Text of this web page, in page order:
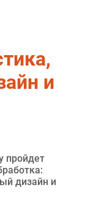
и
пройдет
дизайн и